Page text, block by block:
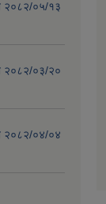
२०८२/०५/१३
२०८२/०३/२०
२०८२/०४/०४